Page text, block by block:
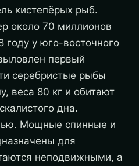
кистепёрых рыб.
около 70 миллионов
году у юго-восточного
первый
серебристые рыбы
веса 80 кг и обитают
дна.
Мощные спинные и
для
неподвижными, а